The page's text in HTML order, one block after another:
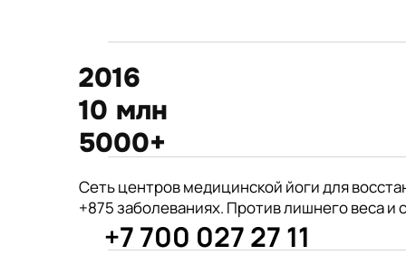
Международные призеры 2-го
2016
10 млн
5000+
875+
год открытия первого
филиала центра Киран
врачей из 190 стран советуют
Сеть центров медицинской йоги для
+875 заболеваниях. Против лишнего веса и
+7 700 027 27 11